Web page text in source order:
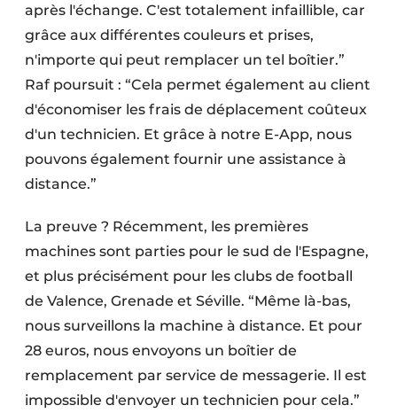
après l'échange. C'est totalement infaillible, car
grâce aux différentes couleurs et prises,
n'importe qui peut remplacer un tel boîtier.”
Raf poursuit : “Cela permet également au client
d'économiser les frais de déplacement coûteux
d'un technicien. Et grâce à notre E-App, nous
pouvons également fournir une assistance à
distance.”
La preuve ? Récemment, les premières
machines sont parties pour le sud de l'Espagne,
et plus précisément pour les clubs de football
de Valence, Grenade et Séville. “Même là-bas,
nous surveillons la machine à distance. Et pour
28 euros, nous envoyons un boîtier de
remplacement par service de messagerie. Il est
impossible d'envoyer un technicien pour cela.”